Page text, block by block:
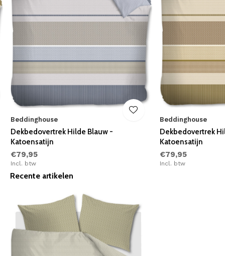
Beddinghouse
Dekbedovertrek Hilde Blauw -
Katoensatijn
€79,95
Incl. btw
Beddinghouse
Dekbedovertrek
Katoensatijn
€79,95
Incl. btw
Recente artikelen